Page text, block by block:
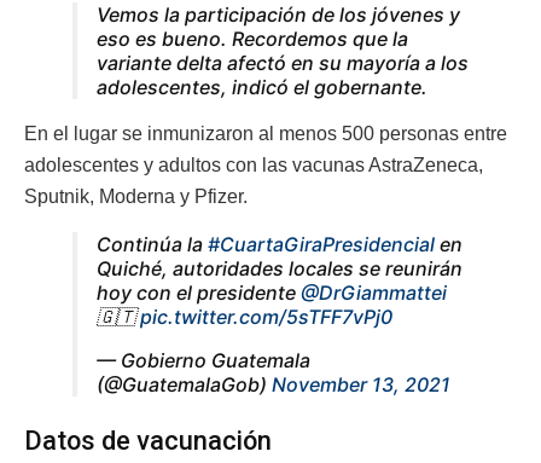
Vemos la participación de los jóvenes y
eso es bueno. Recordemos que la
variante delta afectó en su mayoría a los
adolescentes, indicó el gobernante.
En el lugar se inmunizaron al menos 500 personas entre
adolescentes y adultos con las vacunas AstraZeneca,
Sputnik, Moderna y Pfizer.
Continúa la #CuartaGiraPresidencial en
Quiché, autoridades locales se reunirán
hoy con el presidente @DrGiammattei
🇬🇹pic.twitter.com/5sTFF7vPj0
— Gobierno Guatemala
(@GuatemalaGob) November 13, 2021
Datos de vacunación